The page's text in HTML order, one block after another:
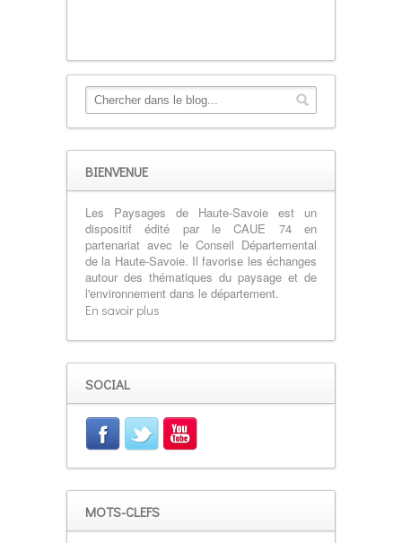
BIENVENUE
Les Paysages de Haute-Savoie est un
dispositif édité par le CAUE 74 en
partenariat avec le Conseil Départemental
de la Haute-Savoie. Il favorise les échanges
autour des thématiques du paysage et de
l'environnement dans le département.
En savoir plus
SOCIAL
MOTS-CLEFS